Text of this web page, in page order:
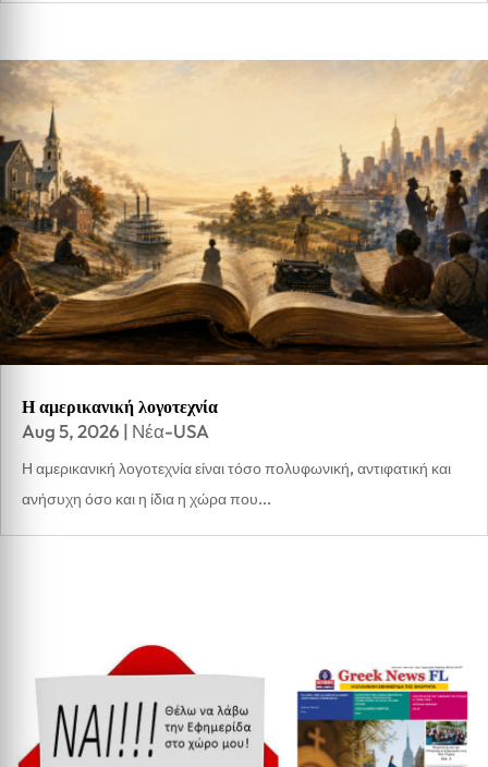
Η αμερικανική λογοτεχνία
Aug 5, 2026 | Νέα-USA
Η αμερικανική λογοτεχνία είναι τόσο πολυφωνική, αντιφατική και
ανήσυχη όσο και η ίδια η χώρα που...